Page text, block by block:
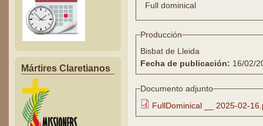
Mártires Claretianos
Full dominical
Producción
Bisbat de Lleida
Fecha de publicación: 16/02/
Documento adjunto
FullDominical __ 2025-02-